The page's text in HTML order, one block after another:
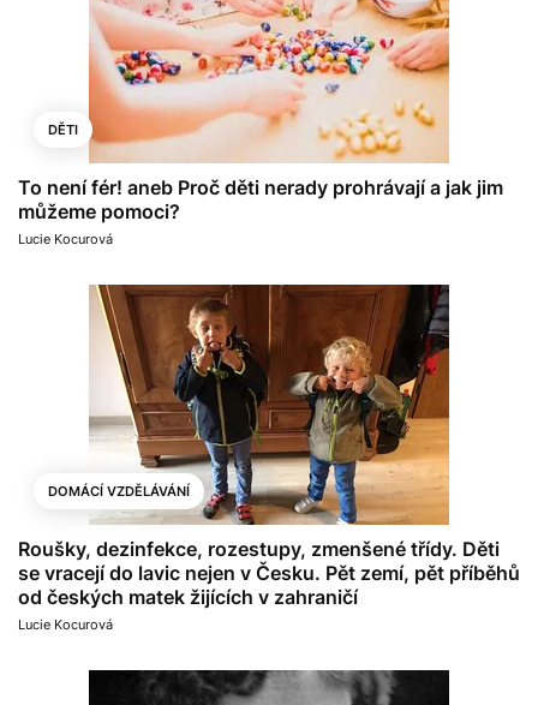
DĚTI
To není fér! aneb Proč děti nerady prohrávají a jak jim
můžeme pomoci?
Lucie Kocurová
DOMÁCÍ VZDĚLÁVÁNÍ
Roušky, dezinfekce, rozestupy, zmenšené třídy. Děti
se vracejí do lavic nejen v Česku. Pět zemí, pět příběhů
od českých matek žijících v zahraničí
Lucie Kocurová